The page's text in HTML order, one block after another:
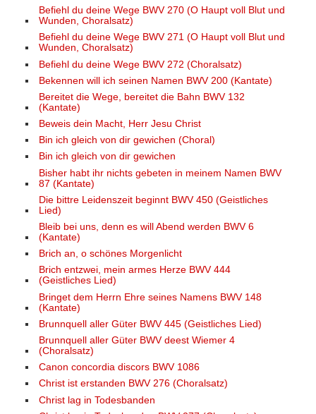
Befiehl du deine Wege BWV 270 (O Haupt voll Blut und
Wunden, Choralsatz)
Befiehl du deine Wege BWV 271 (O Haupt voll Blut und
Wunden, Choralsatz)
Befiehl du deine Wege BWV 272 (Choralsatz)
Bekennen will ich seinen Namen BWV 200 (Kantate)
Bereitet die Wege, bereitet die Bahn BWV 132
(Kantate)
Beweis dein Macht, Herr Jesu Christ
Bin ich gleich von dir gewichen (Choral)
Bin ich gleich von dir gewichen
Bisher habt ihr nichts gebeten in meinem Namen BWV
87 (Kantate)
Die bittre Leidenszeit beginnt BWV 450 (Geistliches
Lied)
Bleib bei uns, denn es will Abend werden BWV 6
(Kantate)
Brich an, o schönes Morgenlicht
Brich entzwei, mein armes Herze BWV 444
(Geistliches Lied)
Bringet dem Herrn Ehre seines Namens BWV 148
(Kantate)
Brunnquell aller Güter BWV 445 (Geistliches Lied)
Brunnquell aller Güter BWV deest Wiemer 4
(Choralsatz)
Canon concordia discors BWV 1086
Christ ist erstanden BWV 276 (Choralsatz)
Christ lag in Todesbanden